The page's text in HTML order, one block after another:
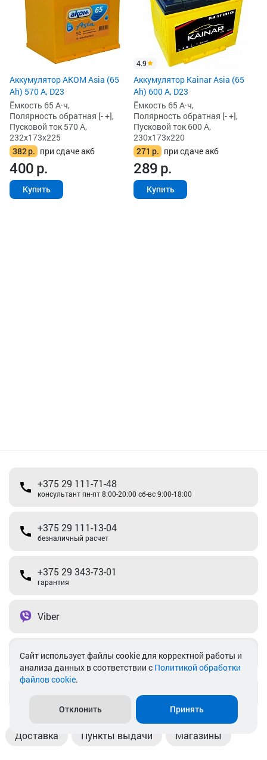
Аккумулятор AKOM Asia (65
Ah) 570 А, D23
Ёмкость 65 А·ч,
Полярность обратная [- +],
Пусковой ток 570 А,
232x173x225
382р. при сдаче акб
400р.
Купить
4.9
Аккумулятор Kainar Asia (65
Ah) 600 А, D23
Ёмкость 65 А·ч,
Полярность обратная [- +],
Пусковой ток 600 А,
230x173x220
271 р. при сдаче акб
289р.
Купить
+375 29 111-71-48
консультант пн-пт 8:00-20:00 сб-вс 9:00-18:00
+375 29 111-13-04
безналичный расчет
+375 29 343-73-01
гарантия
Viber
Telegram
Доставка Пункты выдачи Магазины
Cайт использует файлы cookie для корректной работы и
анализа данных в соответствии с Политикой обработки
файлов cookie.
Отклонить Принять